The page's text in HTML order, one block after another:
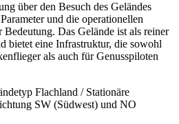
über den Besuch des Geländes
und die operationellen
Das Gelände ist als reiner
bietet eine Infrastruktur, die sowohl
als auch für Genusspiloten
Flachland / Stationäre
SW (Südwest) und NO